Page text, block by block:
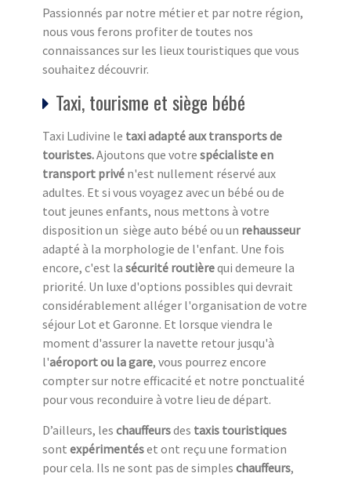
Passionnés par notre métier et par notre région,
nous vous ferons profiter de toutes nos
connaissances sur les lieux touristiques que vous
souhaitez découvrir.
Taxi, tourisme et siège bébé
Taxi Ludivine le taxi adapté aux transports de
touristes.Ajoutons que votre spécialiste en
transport privé n'est nullement réservé aux
adultes. Et si vous voyagez avec un bébé ou de
tout jeunes enfants, nous mettons à votre
disposition un siège auto bébé ou un rehausseur
adapté à la morphologie de l'enfant. Une fois
encore, c'est la sécurité routièrequi demeure la
priorité. Un luxe d'options possibles qui devrait
considérablement alléger l'organisation de votre
séjour Lot et Garonne. Et lorsque viendra le
moment d'assurer la navette retour jusqu'à
l'aéroport ou la gare, vous pourrez encore
compter sur notre efficacité et notre ponctualité
pour vous reconduire à votre lieu de départ.
D’ailleurs, les chauffeursdes taxis touristiques
sont expérimentéset ont reçu une formation
pour cela. Ils ne sont pas de simples chauffeurs,